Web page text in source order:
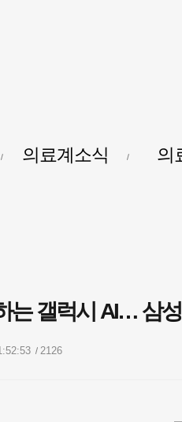
의료계소식 의
는 갤럭시 AI… 삼성
2126